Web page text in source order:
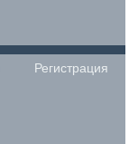
Регистрация